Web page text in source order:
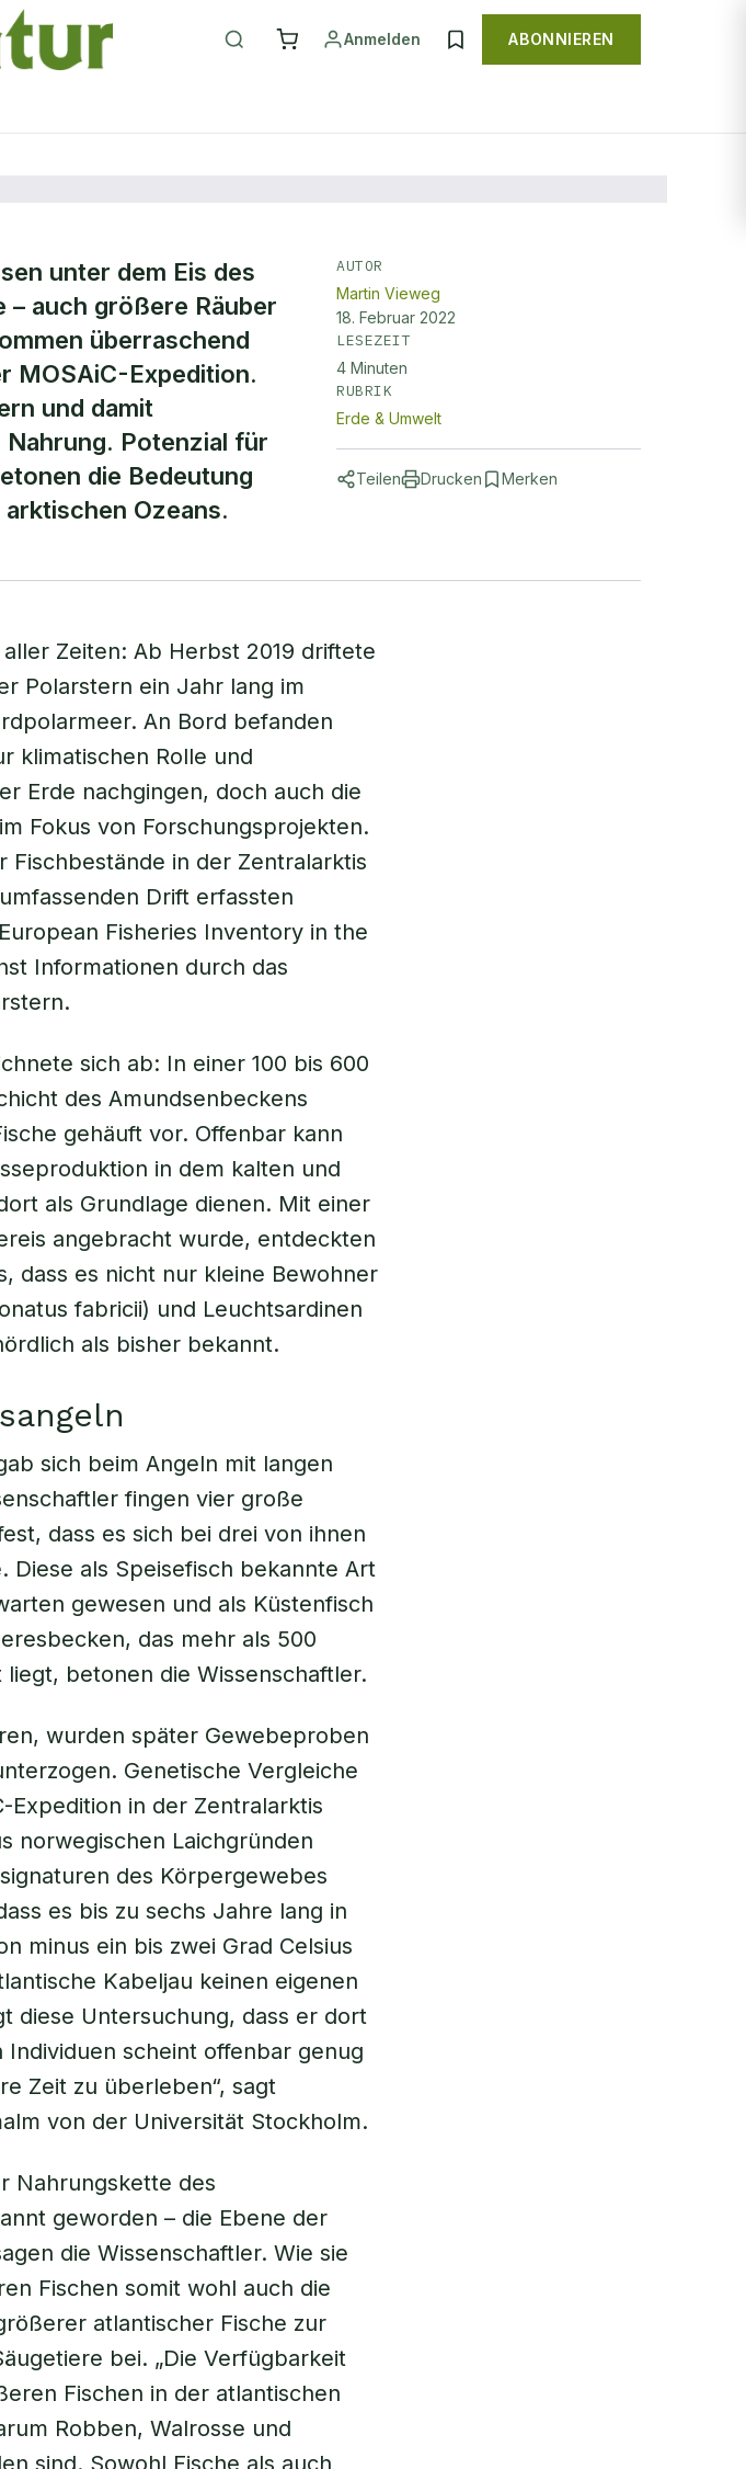
Anmelden ABONNIEREN
im
unter dem Eis des
– auch größere Räuber
überraschend
MOSAiC-Expedition.
und damit
Potenzial für
die Bedeutung
Ozeans.
AUTOR
Martin Vieweg
18. Februar 2022
LESEZEIT
4 Minuten
RUBRIK
Erde & Umwelt
Teilen Drucken Merken
Zeiten: Ab Herbst 2019 driftete
Polarstern ein Jahr lang im
An Bord befanden
klimatischen Rolle und
Erde nachgingen, doch auch die
Fokus von Forschungsprojekten.
Fischbestände in der Zentralarktis
Drift erfassten
Fisheries Inventory in the
Informationen durch das
sich ab: In einer 100 bis 600
des Amundsenbeckens
gehäuft vor. Offenbar kann
in dem kalten und
als Grundlage dienen. Mit einer
angebracht wurde, entdeckten
dass es nicht nur kleine Bewohner
fabricii) und Leuchtsardinen
als bisher bekannt.
sich beim Angeln mit langen
fingen vier große
dass es sich bei drei von ihnen
Diese als Speisefisch bekannte Art
gewesen und als Küstenfisch
das mehr als 500
betonen die Wissenschaftler.
wurden später Gewebeproben
Genetische Vergleiche
Expedition in der Zentralarktis
norwegischen Laichgründen
des Körpergewebes
es bis zu sechs Jahre lang in
minus ein bis zwei Grad Celsius
Kabeljau keinen eigenen
diese Untersuchung, dass er dort
Individuen scheint offenbar genug
Zeit zu überleben“, sagt
von der Universität Stockholm.
Nahrungskette des
geworden – die Ebene der
die Wissenschaftler. Wie sie
Fischen somit wohl auch die
atlantischer Fische zur
bei. „Die Verfügbarkeit
Fischen in der atlantischen
Robben, Walrosse und
sind. Sowohl Fische als auch